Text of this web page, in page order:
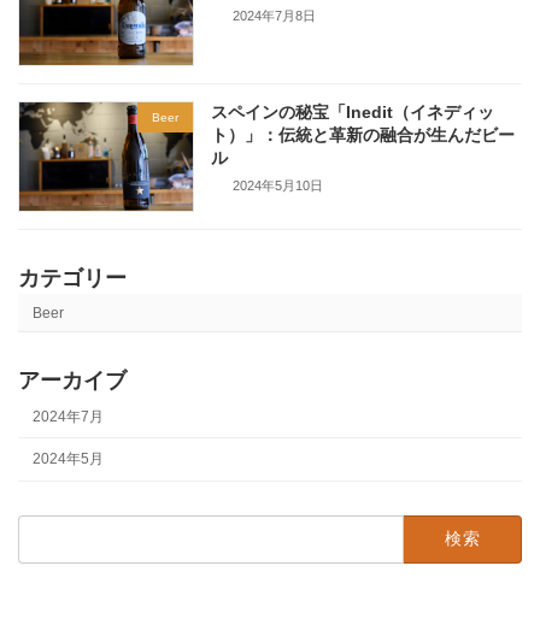
2024年7月8日
Beer
スペインの秘宝「Inedit（イネディッ
ト）」：伝統と革新の融合が生んだビー
ル
2024年5月10日
カテゴリー
Beer
アーカイブ
2024年7月
2024年5月
検